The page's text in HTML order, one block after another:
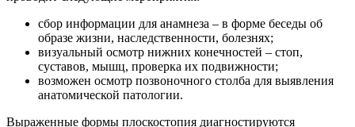
сбор информации для анамнеза – в форме беседы об
образе жизни, наследственности, болезнях;
визуальный осмотр нижних конечностей – стоп,
суставов, мышц, проверка их подвижности;
возможен осмотр позвоночного столба для выявления
анатомической патологии.
Выраженные формы плоскостопия диагностируются